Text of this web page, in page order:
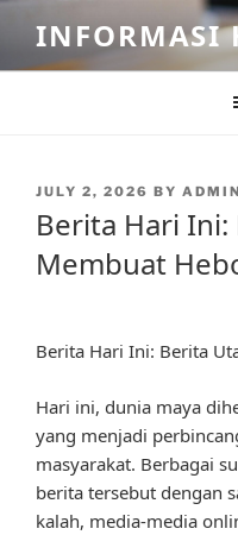
content
INFORMASI
POSTED
JULY 2, 2026 BY ADMIN
Berita Hari
Membuat
Berita Hari Ini: Berita
Hari ini, dunia maya
yang menjadi
masyarakat. Berbagai
berita tersebut dengan
kalah, media-media